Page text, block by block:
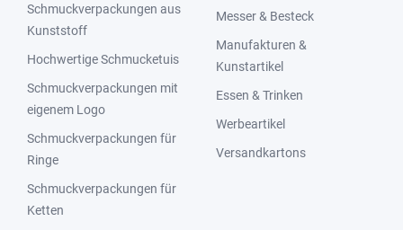
Schmuckverpackungen aus
Kunststoff
Hochwertige Schmucketuis
Schmuckverpackungen mit
eigenem Logo
Schmuckverpackungen für
Ringe
Schmuckverpackungen für
Ketten
Messer & Besteck
Manufakturen &
Kunstartikel
Essen & Trinken
Werbeartikel
Versandkartons